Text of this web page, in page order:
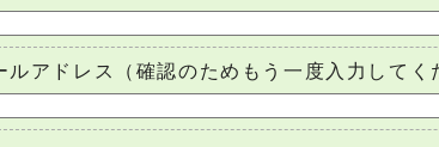
ルアドレス（確認のためもう一度入力してく